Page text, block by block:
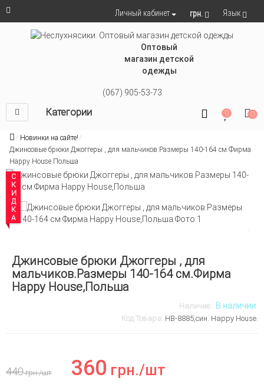
Личный кабинет грн. Язык
Оптовый
магазин детской
одежды
(067) 905-53-73
Категории 0 0
Новинки на сайте!
Джинсовые брюки Джоггеры , для мальчиков.Размеры 140-164 см.Фирма
Happy House.Польша
СКИДКА
Джинсовые брюки Джоггеры , для
мальчиков.Размеры 140-164 см.Фирма
Happy House,Польша
Наличие: В наличии
Код Товара: НВ-8885,син. Happy House.
440грн./шт 360 грн./шт